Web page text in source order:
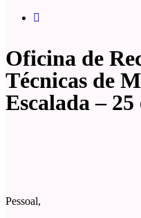
Oficina de
Técnicas de
Escalada – 25
Pessoal,